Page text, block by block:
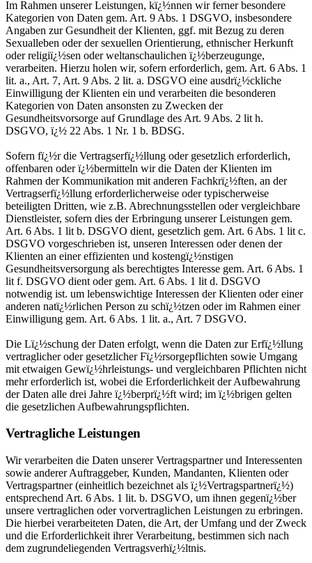
Im Rahmen unserer Leistungen, kï¿½nnen wir ferner besondere
Kategorien von Daten gem. Art. 9 Abs. 1 DSGVO, insbesondere
Angaben zur Gesundheit der Klienten, ggf. mit Bezug zu deren
Sexualleben oder der sexuellen Orientierung, ethnischer Herkunft
oder religiï¿½sen oder weltanschaulichen ï¿½berzeugunge,
verarbeiten. Hierzu holen wir, sofern erforderlich, gem. Art. 6 Abs. 1
lit. a., Art. 7, Art. 9 Abs. 2 lit. a. DSGVO eine ausdrï¿½ckliche
Einwilligung der Klienten ein und verarbeiten die besonderen
Kategorien von Daten ansonsten zu Zwecken der
Gesundheitsvorsorge auf Grundlage des Art. 9 Abs. 2 lit h.
DSGVO, ï¿½ 22 Abs. 1 Nr. 1 b. BDSG.
Sofern fï¿½r die Vertragserfï¿½llung oder gesetzlich erforderlich,
offenbaren oder ï¿½bermitteln wir die Daten der Klienten im
Rahmen der Kommunikation mit anderen Fachkrï¿½ften, an der
Vertragserfï¿½llung erforderlicherweise oder typischerweise
beteiligten Dritten, wie z.B. Abrechnungsstellen oder vergleichbare
Dienstleister, sofern dies der Erbringung unserer Leistungen gem.
Art. 6 Abs. 1 lit b. DSGVO dient, gesetzlich gem. Art. 6 Abs. 1 lit c.
DSGVO vorgeschrieben ist, unseren Interessen oder denen der
Klienten an einer effizienten und kostengï¿½nstigen
Gesundheitsversorgung als berechtigtes Interesse gem. Art. 6 Abs. 1
lit f. DSGVO dient oder gem. Art. 6 Abs. 1 lit d. DSGVO
notwendig ist. um lebenswichtige Interessen der Klienten oder einer
anderen natï¿½rlichen Person zu schï¿½tzen oder im Rahmen einer
Einwilligung gem. Art. 6 Abs. 1 lit. a., Art. 7 DSGVO.
Die Lï¿½schung der Daten erfolgt, wenn die Daten zur Erfï¿½llung
vertraglicher oder gesetzlicher Fï¿½rsorgepflichten sowie Umgang
mit etwaigen Gewï¿½hrleistungs- und vergleichbaren Pflichten nicht
mehr erforderlich ist, wobei die Erforderlichkeit der Aufbewahrung
der Daten alle drei Jahre ï¿½berprï¿½ft wird; im ï¿½brigen gelten
die gesetzlichen Aufbewahrungspflichten.
Vertragliche Leistungen
Wir verarbeiten die Daten unserer Vertragspartner und Interessenten
sowie anderer Auftraggeber, Kunden, Mandanten, Klienten oder
Vertragspartner (einheitlich bezeichnet als ï¿½Vertragspartnerï¿½)
entsprechend Art. 6 Abs. 1 lit. b. DSGVO, um ihnen gegenï¿½ber
unsere vertraglichen oder vorvertraglichen Leistungen zu erbringen.
Die hierbei verarbeiteten Daten, die Art, der Umfang und der Zweck
und die Erforderlichkeit ihrer Verarbeitung, bestimmen sich nach
dem zugrundeliegenden Vertragsverhï¿½ltnis.